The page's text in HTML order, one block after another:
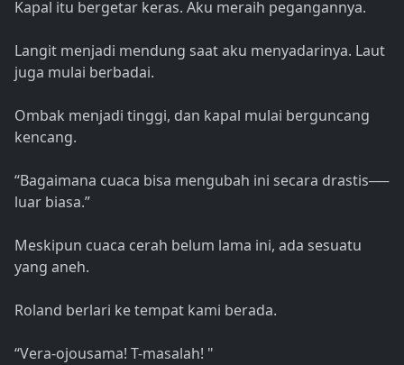
Kapal itu bergetar keras. Aku meraih pegangannya.
Langit menjadi mendung saat aku menyadarinya. Laut
juga mulai berbadai.
Ombak menjadi tinggi, dan kapal mulai berguncang
kencang.
“Bagaimana cuaca bisa mengubah ini secara drastis──
luar biasa.”
Meskipun cuaca cerah belum lama ini, ada sesuatu
yang aneh.
Roland berlari ke tempat kami berada.
“Vera-ojousama! T-masalah! "